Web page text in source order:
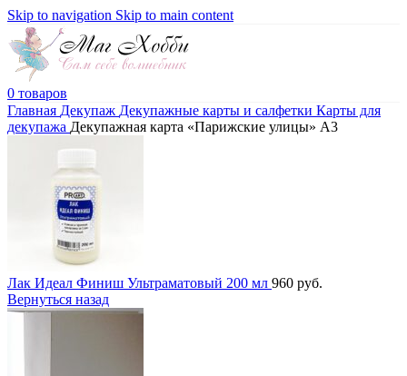
Skip to navigation Skip to main content
0 товаров
Главная Декупаж Декупажные карты и салфетки Карты для
декупажа Декупажная карта «Парижские улицы» А3
Лак Идеал Финиш Ультраматовый 200 мл 960 руб.
Вернуться назад